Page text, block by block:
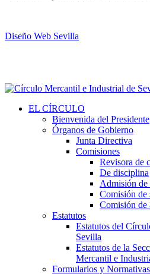
Diseño Web Sevilla
EL CÍRCULO
Bienvenida del Presidente
Órganos de Gobierno
Junta Directiva
Comisiones
Revisora de
De disciplina
Admisión de
Comisión de
Comisión de
Estatutos
Estatutos del
Sevilla
Estatutos de la
Mercantil e
Formularios y Normativas